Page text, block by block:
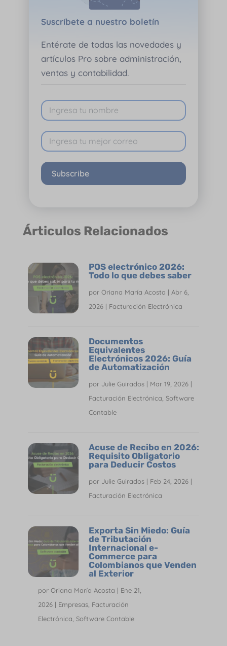
Suscríbete a nuestro boletín
Entérate de todas las novedades y
artículos Pro sobre administración,
ventas y contabilidad.
Subscribe
Árticulos Relacionados
POS electrónico 2026:
Todo lo que debes saber
por Oriana María Acosta | Abr 6,
2026| Facturación Electrónica
Documentos
Equivalentes
Electrónicos 2026: Guía
de Automatización
por Julie Guirados| Mar 19, 2026|
Facturación Electrónica, Software
Contable
Acuse de Recibo en 2026:
Requisito Obligatorio
para Deducir Costos
por Julie Guirados| Feb 24, 2026|
Facturación Electrónica
Exporta Sin Miedo: Guía
de Tributación
Internacional e-
Commerce para
Colombianos que Venden
al Exterior
por Oriana María Acosta | Ene 21,
2026| Empresas, Facturación
Electrónica, Software Contable